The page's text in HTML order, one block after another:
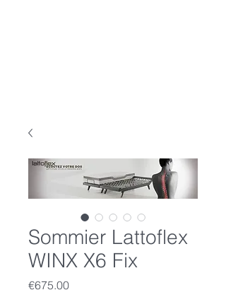
Sommier Lattoflex
WINX X6 Fix
€675.00Price